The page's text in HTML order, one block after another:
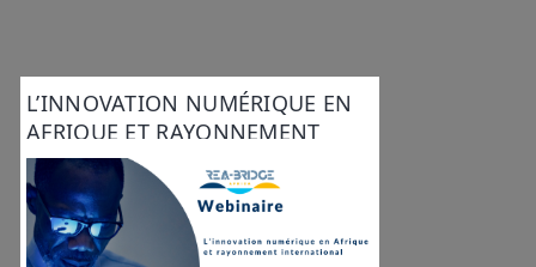
L’INNOVATION NUMÉRIQUE EN
AFRIQUE ET RAYONNEMENT
INTERNATIONAL